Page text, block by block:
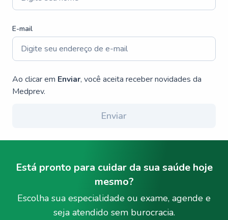
E-mail
Ao clicar em Enviar, você aceita receber novidades da
Medprev.
Enviar
Está pronto para cuidar da sua saúde hoje
mesmo?
Escolha sua especialidade ou exame, agende e
seja atendido sem burocracia.